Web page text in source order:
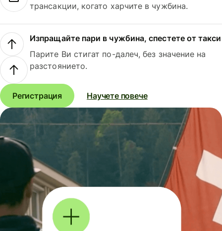
трансакции, когато харчите в чужбина.
Изпращайте пари в чужбина, спестете от такси
Парите Ви стигат по-далеч, без значение на
разстоянието.
Регистрация Научете повече